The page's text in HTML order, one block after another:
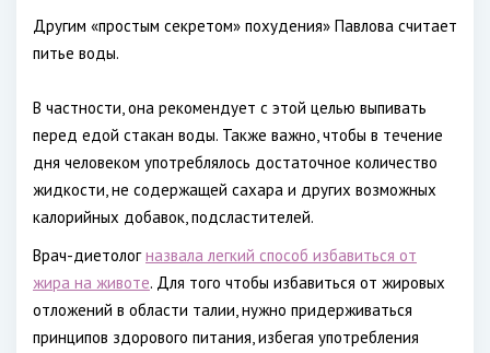
Другим «простым секретом» похудения» Павлова считает
питье воды.
В частности, она рекомендует с этой целью выпивать
перед едой стакан воды. Также важно, чтобы в течение
дня человеком употреблялось достаточное количество
жидкости, не содержащей сахара и других возможных
калорийных добавок, подсластителей.
Врач-диетологназвала легкий способ избавиться от
жира на животе. Для того чтобы избавиться от жировых
отложений в области талии, нужно придерживаться
принципов здорового питания, избегая употребления